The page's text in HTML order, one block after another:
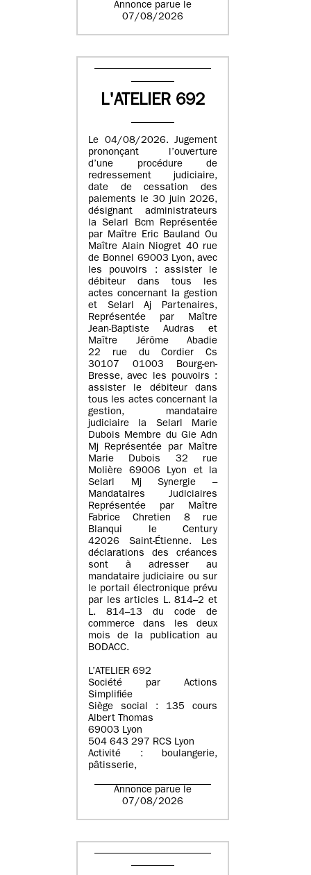
Annonce parue le
07/08/2026
L'ATELIER 692
Le 04/08/2026. Jugement
prononçant l’ouverture
d’une procédure de
redressement judiciaire,
date de cessation des
paiements le 30 juin 2026,
désignant administrateurs
la Selarl Bcm Représentée
par Maître Eric Bauland Ou
Maître Alain Niogret 40 rue
de Bonnel 69003 Lyon, avec
les pouvoirs : assister le
débiteur dans tous les
actes concernant la gestion
et Selarl Aj Partenaires,
Représentée par Maître
Jean-Baptiste Audras et
Maître Jérôme Abadie
22 rue du Cordier Cs
30107 01003 Bourg-en-
Bresse, avec les pouvoirs :
assister le débiteur dans
tous les actes concernant la
gestion, mandataire
judiciaire la Selarl Marie
Dubois Membre du Gie Adn
Mj Représentée par Maître
Marie Dubois 32 rue
Molière 69006 Lyon et la
Selarl Mj Synergie –
Mandataires Judiciaires
Représentée par Maître
Fabrice Chretien 8 rue
Blanqui le Century
42026 Saint-Étienne. Les
déclarations des créances
sont à adresser au
mandataire judiciaire ou sur
le portail électronique prévu
par les articles L. 814–2 et
L. 814–13 du code de
commerce dans les deux
mois de la publication au
BODACC.
L’ATELIER 692
Société par Actions
Simplifiée
Siège social : 135 cours
Albert Thomas
69003 Lyon
504 643 297 RCS Lyon
Activité : boulangerie,
pâtisserie,
Annonce parue le
07/08/2026